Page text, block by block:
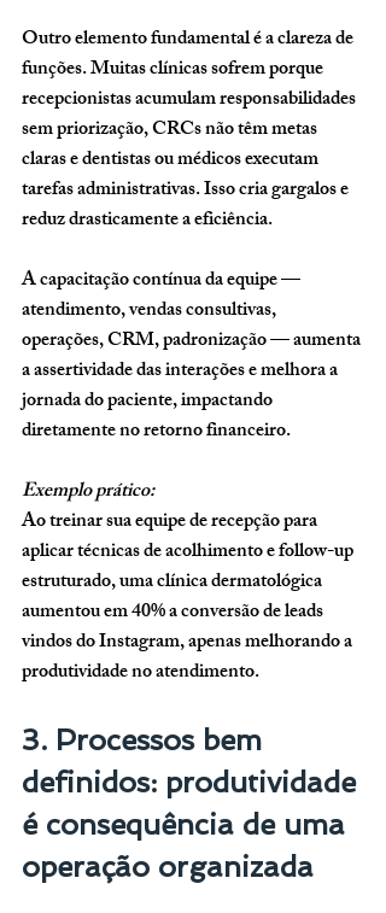
Outro elemento fundamental é a clareza de
funções. Muitas clínicas sofrem porque
recepcionistas acumulam responsabilidades
sem priorização, CRCs não têm metas
claras e dentistas ou médicos executam
tarefas administrativas. Isso cria gargalos e
reduz drasticamente a eficiência.
A capacitação contínua da equipe —
atendimento, vendas consultivas,
operações, CRM, padronização — aumenta
a assertividade das interações e melhora a
jornada do paciente, impactando
diretamente no retorno financeiro.
Exemplo prático:
Ao treinar sua equipe de recepção para
aplicar técnicas de acolhimento e follow-up
estruturado, uma clínica dermatológica
aumentou em 40% a conversão de leads
vindos do Instagram, apenas melhorando a
produtividade no atendimento.
3. Processos bem
definidos: produtividade
é consequência de uma
operação organizada